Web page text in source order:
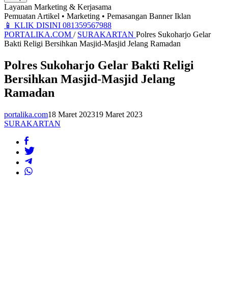
Layanan Marketing & Kerjasama
Pemuatan Artikel • Marketing • Pemasangan Banner Iklan
📱 KLIK DISINI 081359567988
PORTALIKA.COM / SURAKARTAN Polres Sukoharjo Gelar
Bakti Religi Bersihkan Masjid-Masjid Jelang Ramadan
Polres Sukoharjo Gelar Bakti Religi
Bersihkan Masjid-Masjid Jelang
Ramadan
portalika.com18 Maret 202319 Maret 2023
SURAKARTAN